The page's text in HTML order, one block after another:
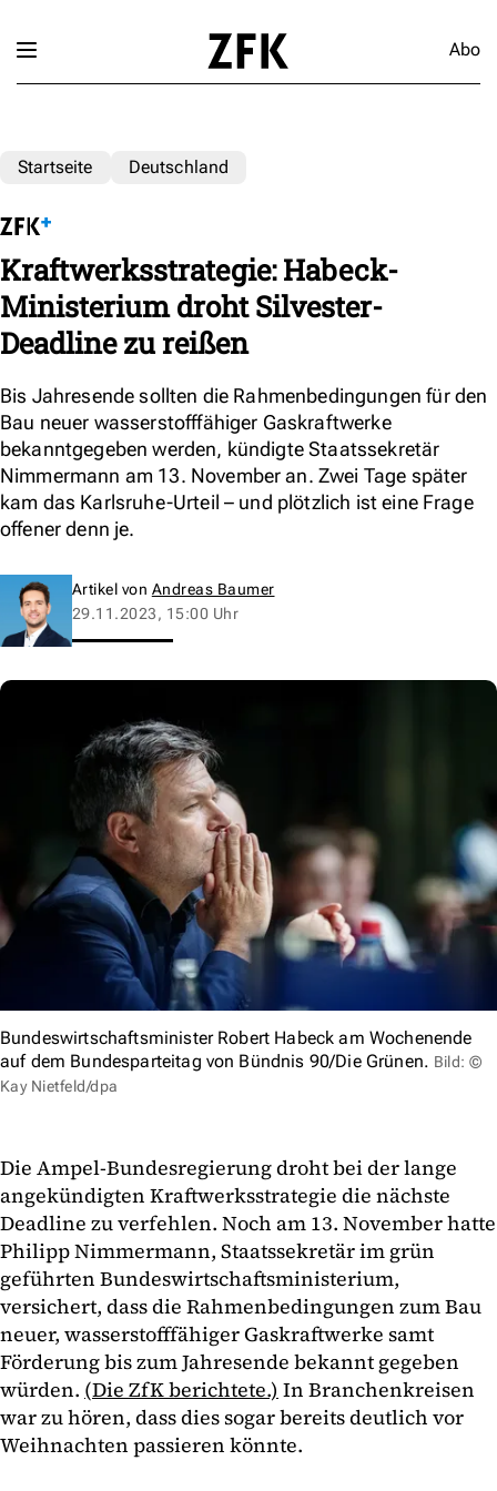
Abo
Startseite Deutschland
Kraftwerksstrategie: Habeck-
Ministerium droht Silvester-
Deadline zu reißen
Bis Jahresende sollten die Rahmenbedingungen für den
Bau neuer wasserstofffähiger Gaskraftwerke
bekanntgegeben werden, kündigte Staatssekretär
Nimmermann am 13. November an. Zwei Tage später
kam das Karlsruhe-Urteil – und plötzlich ist eine Frage
offener denn je.
Artikel von Andreas Baumer
29.11.2023, 15:00 Uhr
Bundeswirtschaftsminister Robert Habeck am Wochenende
auf dem Bundesparteitag von Bündnis 90/Die Grünen. Bild: ©
Kay Nietfeld/dpa
Die Ampel-Bundesregierung droht bei der lange
angekündigten Kraftwerksstrategie die nächste
Deadline zu verfehlen. Noch am 13. November hatte
Philipp Nimmermann, Staatssekretär im grün
geführten Bundeswirtschaftsministerium,
versichert, dass die Rahmenbedingungen zum Bau
neuer, wasserstofffähiger Gaskraftwerke samt
Förderung bis zum Jahresende bekannt gegeben
würden. (Die ZfK berichtete.) In Branchenkreisen
war zu hören, dass dies sogar bereits deutlich vor
Weihnachten passieren könnte.